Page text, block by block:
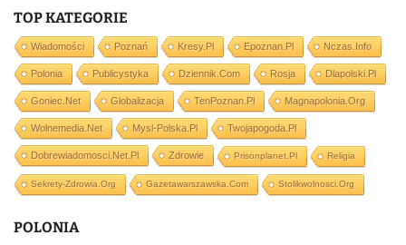
TOP KATEGORIE
Wiadomości Poznań Kresy.pl Epoznan.pl Nczas.info
Polonia Publicystyka Dziennik.com Rosja Dlapolski.pl
Goniec.net Globalizacja TenPoznan.pl Magnapolonia.org
Wolnemedia.net Mysl-Polska.pl Twojapogoda.pl
Dobrewiadomosci.net.pl Zdrowie Prisonplanet.pl Religia
Sekrety-Zdrowia.org Gazetawarszawska.com Stolikwolnosci.org
POLONIA